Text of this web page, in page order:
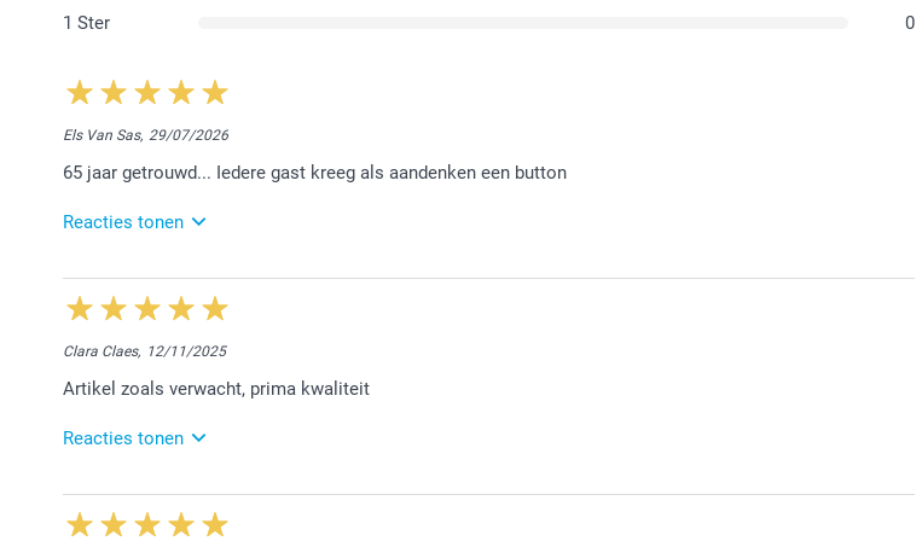
1 Ster
0
Els Van Sas, 29/07/2026
65 jaar getrouwd... Iedere gast kreeg als aandenken een button
Reacties tonen
3/08/2026
14:38
Beste Els,
Hartelijk dank voor jouw waardevolle feedback. De gasten die aanwezig waren op het feest zullen
Clara Claes, 12/11/2025
Artikel zoals verwacht, prima kwaliteit
Reacties tonen
24/11/2025
14:11